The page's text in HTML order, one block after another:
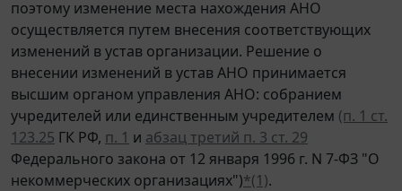
поэтому изменение места нахождения АНО
осуществляется путем внесения соответствующих
изменений в устав организации. Решение о
внесении изменений в устав АНО принимается
высшим органом управления АНО: собранием
учредителей или единственным учредителем (п. 1 ст.
123.25 ГК РФ, п. 1 и абзац третий п. 3 ст. 29
Федерального закона от 12 января 1996 г. N 7-ФЗ "О
некоммерческих организациях")*(1).